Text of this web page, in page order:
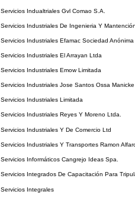
Servicios Indualtriales Gvl Comao S.A.
Servicios Industriales De Ingenieria Y
Servicios Industriales Efamac Sociedad Anónima
Servicios Industriales El Arrayan Ltda
Servicios Industriales Emow Limitada
Servicios Industriales Jose Santos Ossa Manicke
Servicios Industriales Limitada
Servicios Industriales Reyes Y Moreno Ltda.
Servicios Industriales Y De Comercio Ltd
Servicios Industriales Y Transportes Ramon
Servicios Informáticos Cangrejo Ideas Spa.
Servicios Integrados De Capacitación Para
Servicios Integrales